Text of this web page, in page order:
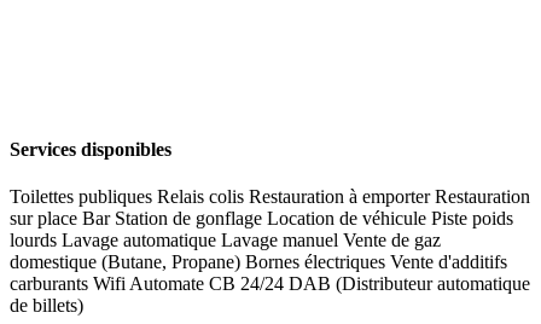
Services disponibles
Toilettes publiques Relais colis Restauration à emporterRestauration
sur place Bar Station de gonflage Location de véhicule Piste poids
lourds Lavage automatique Lavage manuel Vente de gaz
domestique (Butane, Propane) Bornes électriques Vente d'additifs
carburants Wifi Automate CB 24/24 DAB (Distributeur automatique
de billets)